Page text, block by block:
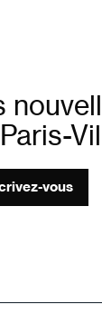
vous